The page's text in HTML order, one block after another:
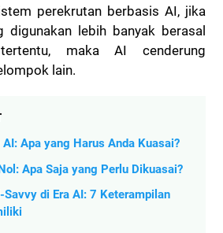
perekrutan berbasis AI, jika
digunakan lebih banyak berasal
maka AI cenderung
lain.
Apa yang Harus Anda Kuasai?
Apa Saja yang Perlu Dikuasai?
di Era AI: 7 Keterampilan